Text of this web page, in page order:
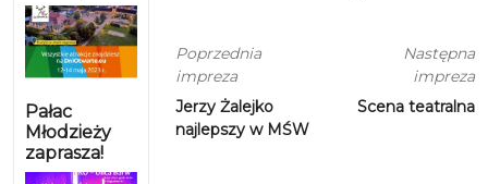
Pałac
Młodzieży
zaprasza!
Poprzednia
impreza
Jerzy Żalejko
najlepszy w MŚW
Następna
impreza
Scena teatralna